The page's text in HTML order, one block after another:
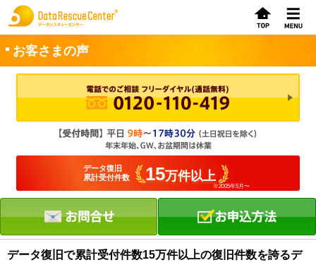
お客さまの声
データ復旧
累計受付件数
15万件以上
※2005年5月〜
データ復旧で累計受付件数15万件以上の復旧件数を誇るデ
お申込方法
お問合せ
初めてのお客さまへ
サービスの流れ
データレスキューセンターの特徴
データ復旧料金